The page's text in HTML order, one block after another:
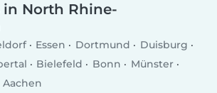
in North Rhine-
Essen Dortmund
Duisburg
Bielefeld Bonn
Münster
Aachen